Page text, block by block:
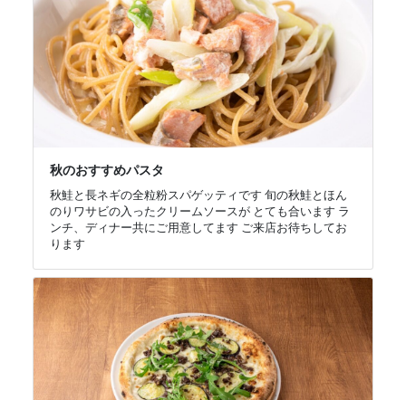
秋のおすすめパスタ
秋鮭と長ネギの全粒粉スパゲッティです 旬の秋鮭とほん
のりワサビの入ったクリームソースが とても合います ラ
ンチ、ディナー共にご用意してます ご来店お待ちしてお
ります